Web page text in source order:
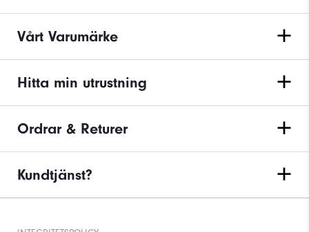
Vårt Varumärke
Hitta min utrustning
Ordrar & Returer
Kundtjänst?